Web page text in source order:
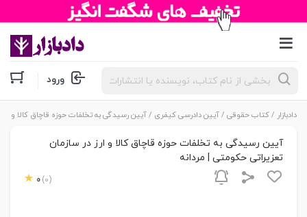
جستجوی
محصولات ورود
دادبازار /کتاب حقوقی /آیین دادرسی کیفری / آیین رسیدگی به تخلفات حوزه قاچاق کالا و
آیین رسیدگی به تخلفات حوزه قاچاق کالا و ارز در سازمان
تعزیراتی حکومتی | مردانه
0 (0)